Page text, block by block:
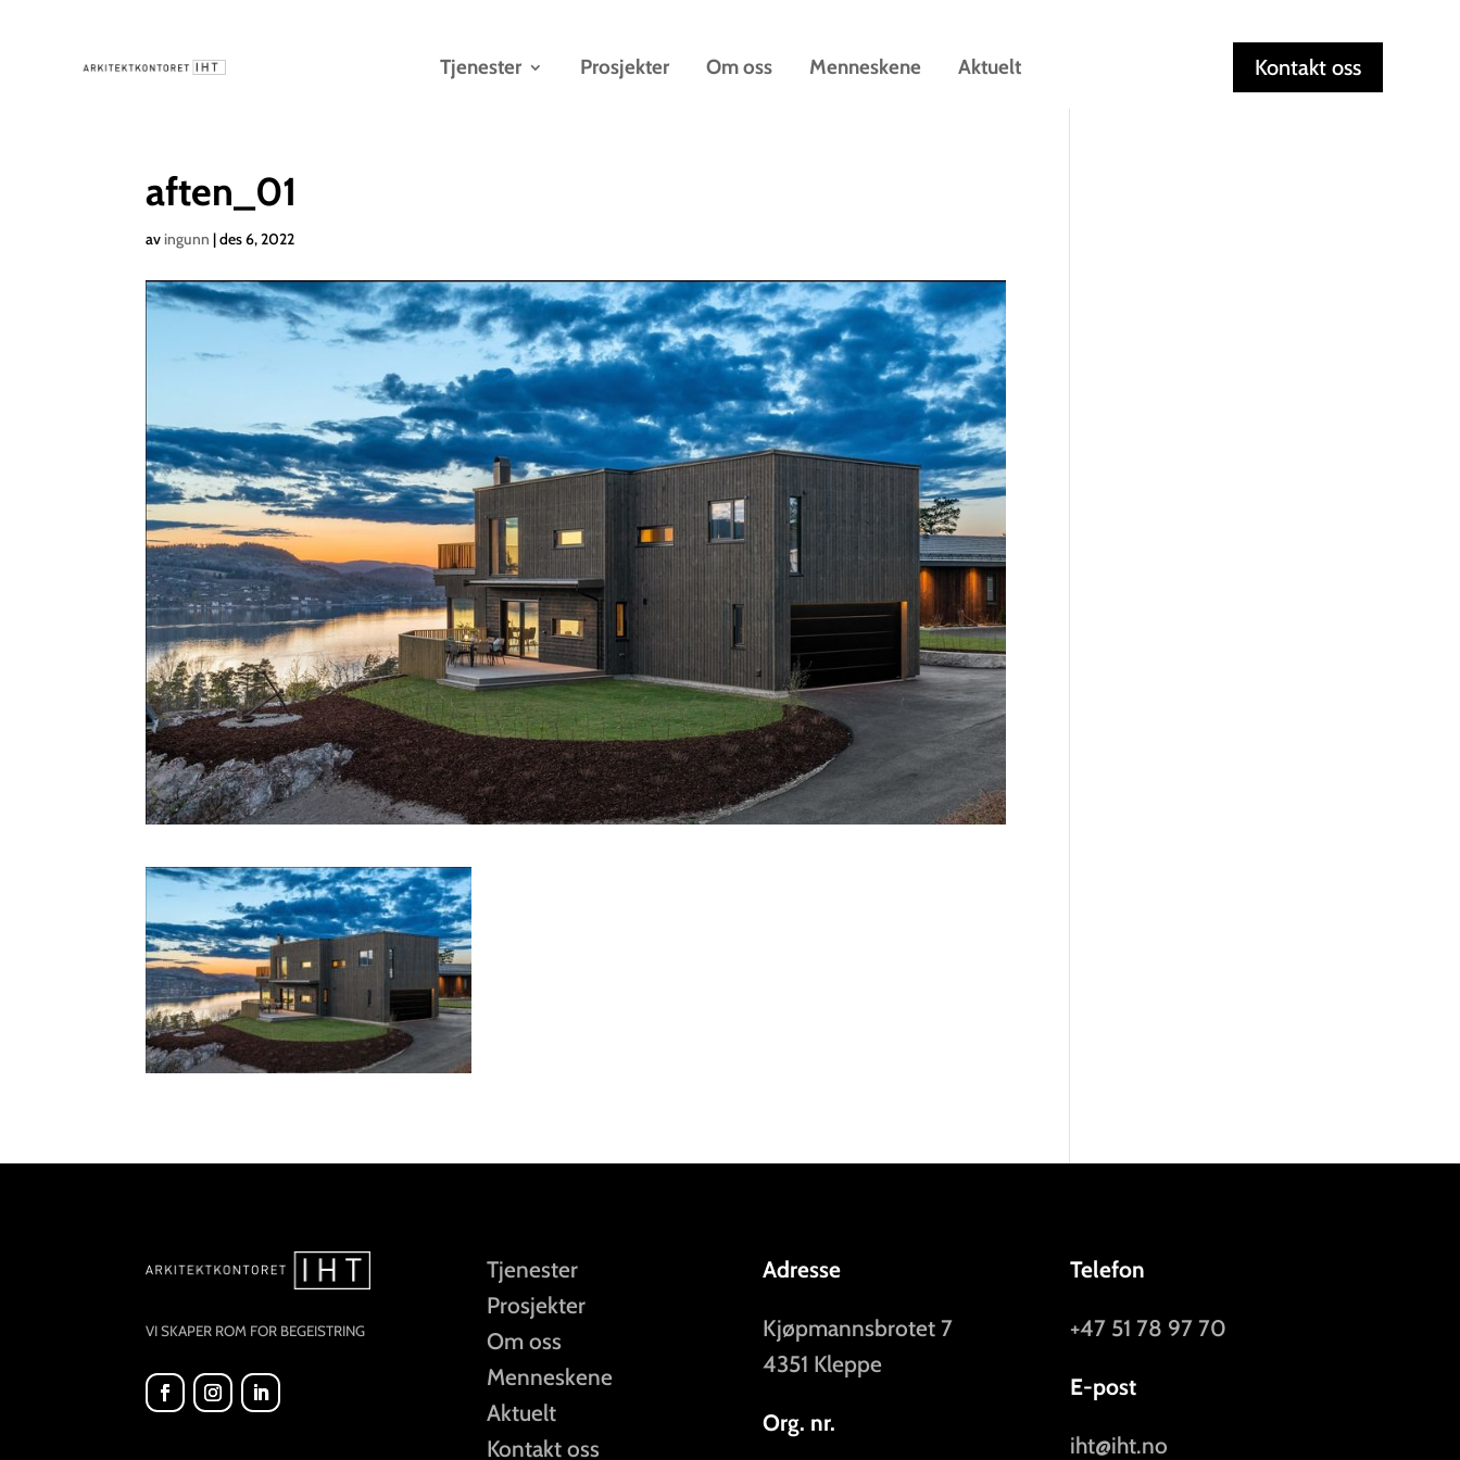
Tjenester Prosjekter Om oss Menneskene Aktuelt Kontakt oss
aften_01
avingunn |des 6, 2022
VI SKAPER ROM FOR BEGEISTRING
Tjenester
Prosjekter
Om oss
Menneskene
Aktuelt
Kontakt oss
Adresse
Kjøpmannsbrotet 7
4351 Kleppe
Org. nr.
Telefon
+47 51 78 97 70
E-post
iht@iht.no